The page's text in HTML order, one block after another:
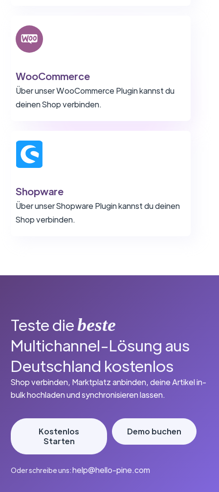
WooCommerce
Über unser WooCommerce Plugin kannst du
deinen Shop verbinden.
Shopware
Über unser Shopware Plugin kannst du deinen
Shop verbinden.
Teste diebeste
Multichannel-Lösung aus
Deutschland kostenlos
Shop verbinden, Marktplatz anbinden, deine Artikel in-
bulk hochladen und synchronisieren lassen.
Kostenlos
Starten
Demo buchen
Oder schreibe uns:‭help@hello-pine.com